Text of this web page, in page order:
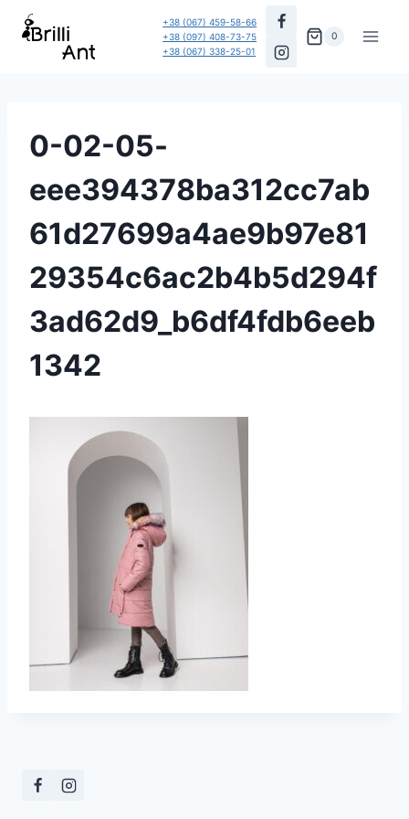
Перейти
+38 (067) 459-58-66
+38 (097) 408-73-75
+38 (067) 338-25-01
0
0-02-05-
eee394378ba312cc7ab
61d27699a4ae9b97e81
29354c6ac2b4b5d294f
3ad62d9_b6df4fdb6eeb
1342